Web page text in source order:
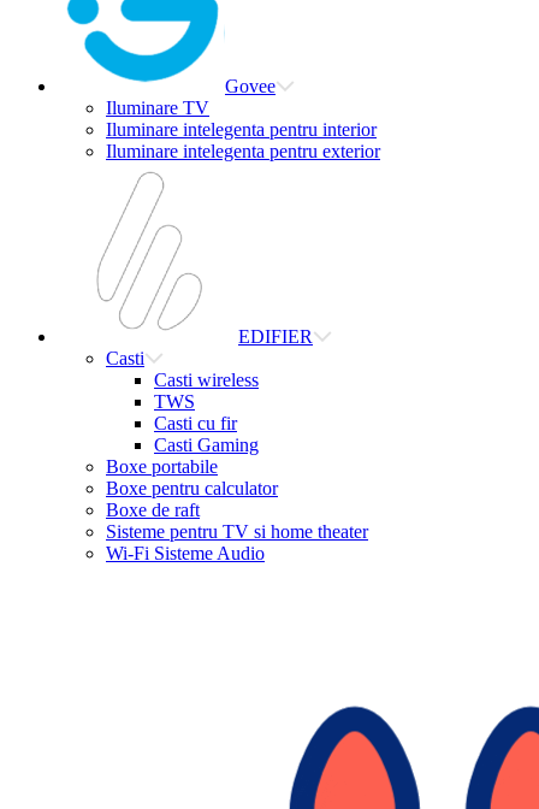
Govee
Iluminare TV
Iluminare intelegenta pentru interior
Iluminare intelegenta pentru exterior
EDIFIER
Casti
Casti wireless
TWS
Casti cu fir
Casti Gaming
Boxe portabile
Boxe pentru calculator
Boxe de raft
Sisteme pentru TV si home theater
Wi-Fi Sisteme Audio